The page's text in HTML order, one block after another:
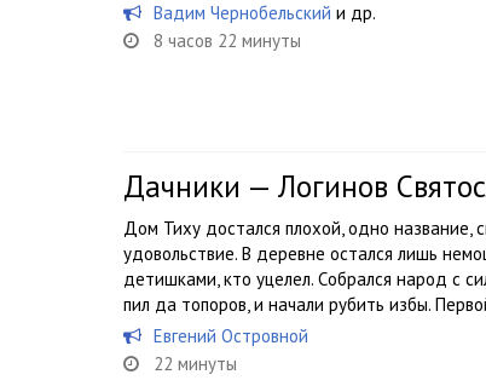
Вадим Чернобельский и др.
8 часов 22 минуты
Дачники — Логинов
Дом Тиху достался плохой, одно название,
удовольствие. В деревне остался лишь
детишками, кто уцелел. Cобрался народ с
пил да топоров, и начали рубить избы.
Евгений Островной
22 минуты